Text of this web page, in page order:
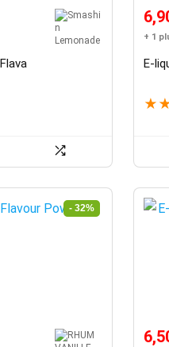
+ 1
E-
★
- 32%